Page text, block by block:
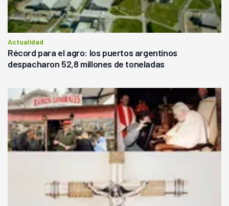
Actualidad
Récord para el agro: los puertos argentinos
despacharon 52,8 millones de toneladas